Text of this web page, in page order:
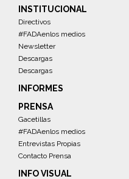
INSTITUCIONAL
Directivos
#FADAenlos medios
Newsletter
Descargas
Descargas
INFORMES
PRENSA
Gacetillas
#FADAenlos medios
Entrevistas Propias
Contacto Prensa
INFO VISUAL